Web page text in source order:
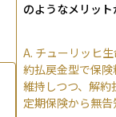
のようなメリット
A. チューリッヒ
約払戻金型で保
維持しつつ、解約
定期保険から無告